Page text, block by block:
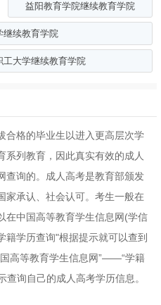
益阳教育学院继续教育学院
继续教育学院
工大学继续教育学院
合格的毕业生以进入更高层次学
系列教育，因此真实有效的成人
查询的。成人高考是教育部颁发
家承认、社会认可。考生一般在
在中国高等教育学生信息网(学信
学历查询"根据提示就可以查到
高等教育学生信息网”——“学籍
询自己的成人高考学历信息。